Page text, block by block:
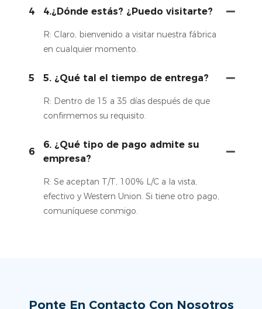
4 4.¿Dónde estás? ¿Puedo visitarte?
R: Claro, bienvenido a visitar nuestra fábrica
en cualquier momento.
5 5. ¿Qué tal el tiempo de entrega?
R: Dentro de 15 a 35 días después de que
confirmemos su requisito.
6
6. ¿Qué tipo de pago admite su
empresa?
R: Se aceptan T/T, 100% L/C a la vista,
efectivo y Western Union. Si tiene otro pago,
comuníquese conmigo.
Ponte En Contacto Con Nosotros